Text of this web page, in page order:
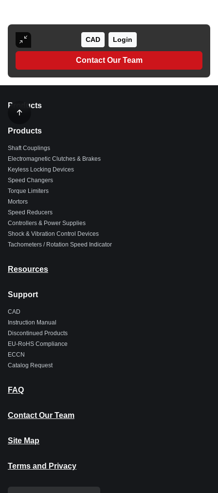
CAD Login
Contact Our Team
Products
Products
Shaft Couplings
Electromagnetic Clutches & Brakes
Keyless Locking Devices
Speed Changers
Torque Limiters
Mortors
Speed Reducers
Controllers & Power Supplies
Shock & Vibration Control Devices
Tachometers / Rotation Speed Indicator
Resources
Support
CAD
Instruction Manual
Discontinued Products
EU-RoHS Compliance
ECCN
Catalog Request
FAQ
Contact Our Team
Site Map
Terms and Privacy